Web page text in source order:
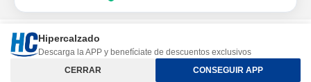
Sitio protegido por reCAPTCHA.
Controle su privacidad
Hipercalzado
Descarga la APP y benefíciate de descuentos exclusivos
CERRAR
CONSEGUIR APP